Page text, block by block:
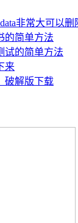
非常大可以删
的简单方法
试的简单方法
来
破解版下载